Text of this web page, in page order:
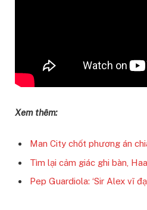
Xem thêm:
Man City chốt phương án
Tìm lại cảm giác ghi bàn,
Pep Guardiola: ‘Sir Alex vĩ